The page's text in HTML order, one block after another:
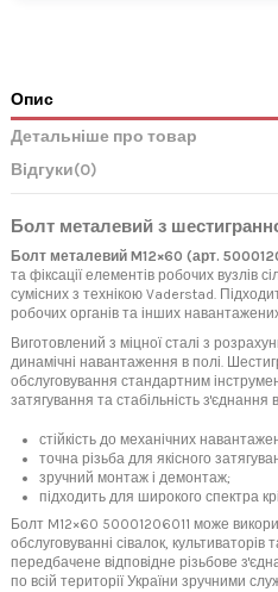
Опис
Детальніше про товар
Відгуки(0)
Болт металевий з
Болт металевий M12×60 (арт.
та фіксації елементів робочих вузлів
сумісних з технікою Vaderstad.
робочих органів та інших
Виготовлений з міцної сталі з
динамічні навантаження в полі.
обслуговування стандартним
затягування та стабільність з'єднання
стійкість до механічних
точна різьба для якісного
зручний монтаж і демонтаж;
підходить для широкого спектра
Болт M12×60 50001206011 може
обслуговуванні сівалок, культиваторів
передбачене відповідне різьбове
по всій території України зручними